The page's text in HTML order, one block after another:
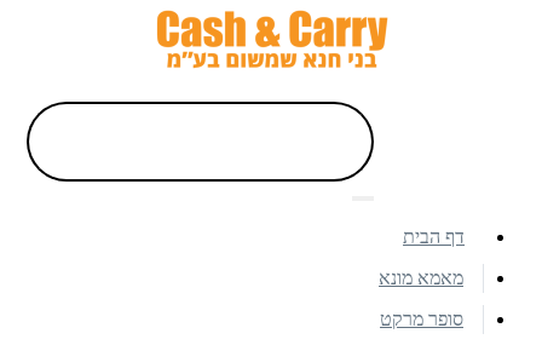
דף הבית
מאמא מונא
סופר מרקט